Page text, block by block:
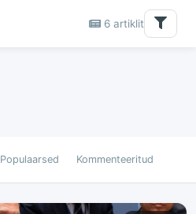
6 artiklit
Populaarsed Kommenteeritud